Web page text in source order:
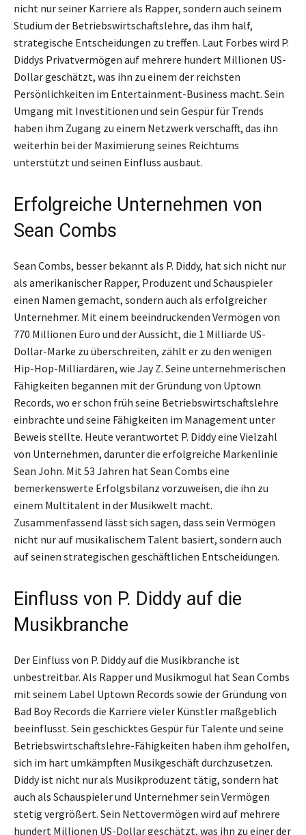
nicht nur seiner Karriere als Rapper, sondern auch seinem
Studium der Betriebswirtschaftslehre, das ihm half,
strategische Entscheidungen zu treffen. Laut Forbes wird P.
Diddys Privatvermögen auf mehrere hundert Millionen US-
Dollar geschätzt, was ihn zu einem der reichsten
Persönlichkeiten im Entertainment-Business macht. Sein
Umgang mit Investitionen und sein Gespür für Trends
haben ihm Zugang zu einem Netzwerk verschafft, das ihn
weiterhin bei der Maximierung seines Reichtums
unterstützt und seinen Einfluss ausbaut.
Erfolgreiche Unternehmen von
Sean Combs
Sean Combs, besser bekannt als P. Diddy, hat sich nicht nur
als amerikanischer Rapper, Produzent und Schauspieler
einen Namen gemacht, sondern auch als erfolgreicher
Unternehmer. Mit einem beeindruckenden Vermögen von
770 Millionen Euro und der Aussicht, die 1 Milliarde US-
Dollar-Marke zu überschreiten, zählt er zu den wenigen
Hip-Hop-Milliardären, wie Jay Z. Seine unternehmerischen
Fähigkeiten begannen mit der Gründung von Uptown
Records, wo er schon früh seine Betriebswirtschaftslehre
einbrachte und seine Fähigkeiten im Management unter
Beweis stellte. Heute verantwortet P. Diddy eine Vielzahl
von Unternehmen, darunter die erfolgreiche Markenlinie
Sean John. Mit 53 Jahren hat Sean Combs eine
bemerkenswerte Erfolgsbilanz vorzuweisen, die ihn zu
einem Multitalent in der Musikwelt macht.
Zusammenfassend lässt sich sagen, dass sein Vermögen
nicht nur auf musikalischem Talent basiert, sondern auch
auf seinen strategischen geschäftlichen Entscheidungen.
Einfluss von P. Diddy auf die
Musikbranche
Der Einfluss von P. Diddy auf die Musikbranche ist
unbestreitbar. Als Rapper und Musikmogul hat Sean Combs
mit seinem Label Uptown Records sowie der Gründung von
Bad Boy Records die Karriere vieler Künstler maßgeblich
beeinflusst. Sein geschicktes Gespür für Talente und seine
Betriebswirtschaftslehre-Fähigkeiten haben ihm geholfen,
sich im hart umkämpften Musikgeschäft durchzusetzen.
Diddy ist nicht nur als Musikproduzent tätig, sondern hat
auch als Schauspieler und Unternehmer sein Vermögen
stetig vergrößert. Sein Nettovermögen wird auf mehrere
hundert Millionen US-Dollar geschätzt, was ihn zu einer der